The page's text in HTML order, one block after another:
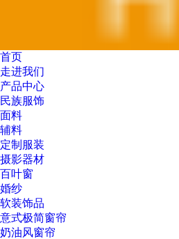
首页
走进我们
产品中心
民族服饰
面料
辅料
定制服装
摄影器材
百叶窗
婚纱
软装饰品
意式极简窗帘
奶油风窗帘